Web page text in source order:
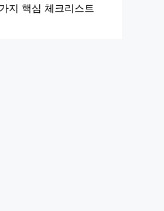
지 핵심 체크리스트